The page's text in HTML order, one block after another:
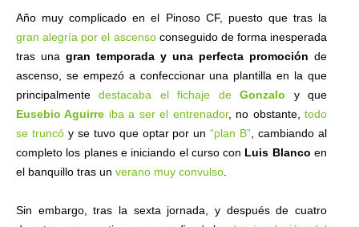
Año muy complicado en el Pinoso CF, puesto que tras la
gran alegría por el ascensoconseguido de forma inesperada
tras una gran temporada y una perfecta promoción de
ascenso, se empezó a confeccionar una plantilla en la que
principalmentedestacaba el fichaje deGonzalo y que
Eusebio Aguirre iba a ser el entrenador, no obstante,todo
se truncóy se tuvo que optar por un“plan B” , cambiando al
completo los planes e iniciando el curso con Luis Blanco en
el banquillo tras un verano muy convulso
Sin embargo, tras la sexta jornada, y después de cuatro